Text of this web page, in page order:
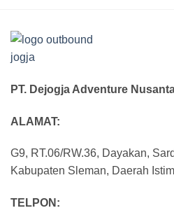
PT. Dejogja Adventure
ALAMAT:
G9, RT.06/RW.36, Dayakan,
Kabupaten Sleman, Daerah
TELPON: